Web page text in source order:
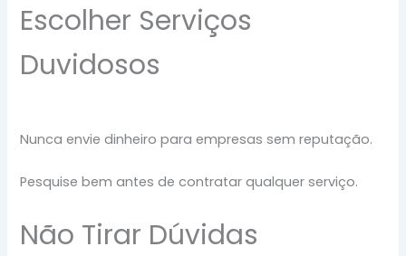
Escolher Serviços
Duvidosos
Nunca envie dinheiro para empresas sem reputação.
Pesquise bem antes de contratar qualquer serviço.
Não Tirar Dúvidas